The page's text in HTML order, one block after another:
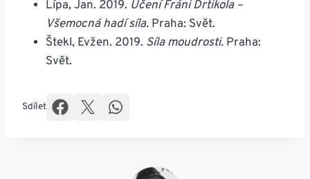
Lípa, Jan. 2019. Učení Fráni Drtikola –
Všemocná hadí síla. Praha: Svět.
Štekl, Evžen. 2019. Síla moudrosti. Praha:
Svět.
Sdílet